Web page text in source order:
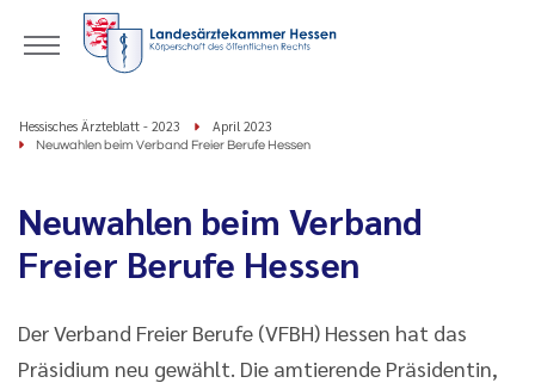
Hessisches Ärzteblatt - 2023 April 2023
Neuwahlen beim Verband Freier Berufe Hessen
Neuwahlen beim Verband
Freier Berufe Hessen
Der Verband Freier Berufe (VFBH) Hessen hat das
Präsidium neu gewählt. Die amtierende Präsidentin,